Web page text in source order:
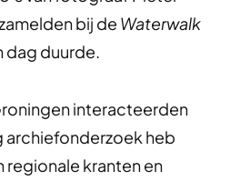
bij de Waterwalk
dag duurde.
interacteerden
archiefonderzoek heb
regionale kranten en